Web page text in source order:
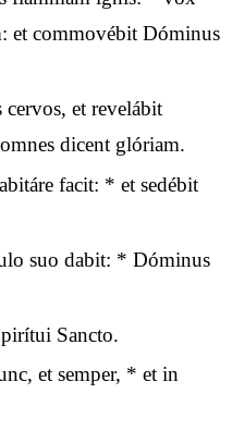
et commovébit Dóminus
et revelábit
dicent glóriam.
facit: * et sedébit
suo dabit: * Dóminus
Sancto.
et semper, * et in